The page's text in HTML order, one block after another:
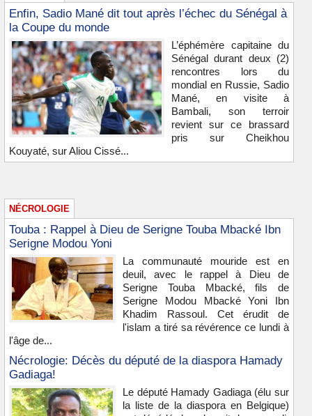
Enfin, Sadio Mané dit tout après l’échec du Sénégal à
la Coupe du monde
L’éphémère capitaine du
Sénégal durant deux (2)
rencontres lors du
mondial en Russie, Sadio
Mané, en visite à
Bambali, son terroir
revient sur ce brassard
pris sur Cheikhou
Kouyaté, sur Aliou Cissé...
NÉCROLOGIE
Touba : Rappel à Dieu de Serigne Touba Mbacké Ibn
Serigne Modou Yoni
La communauté mouride est en
deuil, avec le rappel à Dieu de
Serigne Touba Mbacké, fils de
Serigne Modou Mbacké Yoni Ibn
Khadim Rassoul. Cet érudit de
l'islam a tiré sa révérence ce lundi à
l'âge de...
Nécrologie: Décès du député de la diaspora Hamady
Gadiaga!
Le député Hamady Gadiaga (élu sur
la liste de la diaspora en Belgique)